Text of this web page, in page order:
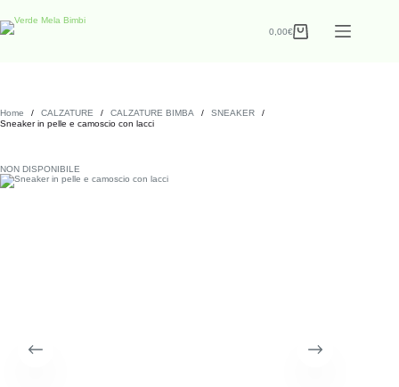
0,00€
Home / CALZATURE / CALZATURE BIMBA / SNEAKER
/
Sneaker in pelle e camoscio con lacci
NON DISPONIBILE